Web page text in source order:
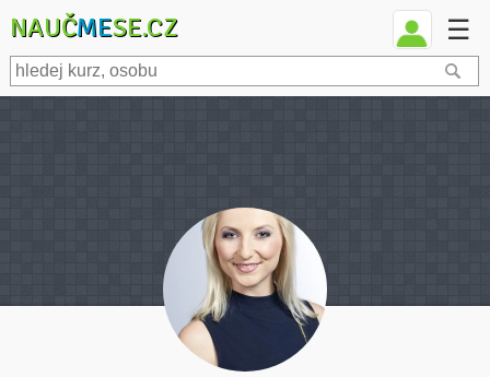
NAUČMESE.CZ ☰